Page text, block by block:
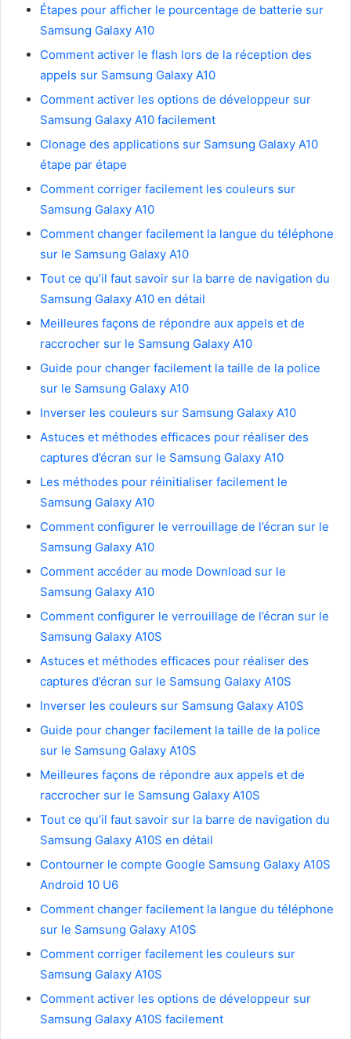
Étapes pour afficher le pourcentage de batterie sur
Samsung Galaxy A10
Comment activer le flash lors de la réception des
appels sur Samsung Galaxy A10
Comment activer les options de développeur sur
Samsung Galaxy A10 facilement
Clonage des applications sur Samsung Galaxy A10
étape par étape
Comment corriger facilement les couleurs sur
Samsung Galaxy A10
Comment changer facilement la langue du téléphone
sur le Samsung Galaxy A10
Tout ce qu’il faut savoir sur la barre de navigation du
Samsung Galaxy A10 en détail
Meilleures façons de répondre aux appels et de
raccrocher sur le Samsung Galaxy A10
Guide pour changer facilement la taille de la police
sur le Samsung Galaxy A10
Inverser les couleurs sur Samsung Galaxy A10
Astuces et méthodes efficaces pour réaliser des
captures d’écran sur le Samsung Galaxy A10
Les méthodes pour réinitialiser facilement le
Samsung Galaxy A10
Comment configurer le verrouillage de l’écran sur le
Samsung Galaxy A10
Comment accéder au mode Download sur le
Samsung Galaxy A10
Comment configurer le verrouillage de l’écran sur le
Samsung Galaxy A10S
Astuces et méthodes efficaces pour réaliser des
captures d’écran sur le Samsung Galaxy A10S
Inverser les couleurs sur Samsung Galaxy A10S
Guide pour changer facilement la taille de la police
sur le Samsung Galaxy A10S
Meilleures façons de répondre aux appels et de
raccrocher sur le Samsung Galaxy A10S
Tout ce qu’il faut savoir sur la barre de navigation du
Samsung Galaxy A10S en détail
Contourner le compte Google Samsung Galaxy A10S
Android 10 U6
Comment changer facilement la langue du téléphone
sur le Samsung Galaxy A10S
Comment corriger facilement les couleurs sur
Samsung Galaxy A10S
Comment activer les options de développeur sur
Samsung Galaxy A10S facilement